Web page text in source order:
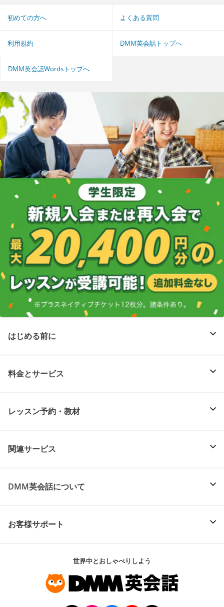
初めての方へ よくある質問
利用規約 DMM英会話トップへ
DMM英会話Wordsトップへ
はじめる前に
料金とサービス
レッスン予約・教材
関連サービス
DMM英会話について
お客様サポート
世界中とおしゃべりしよう